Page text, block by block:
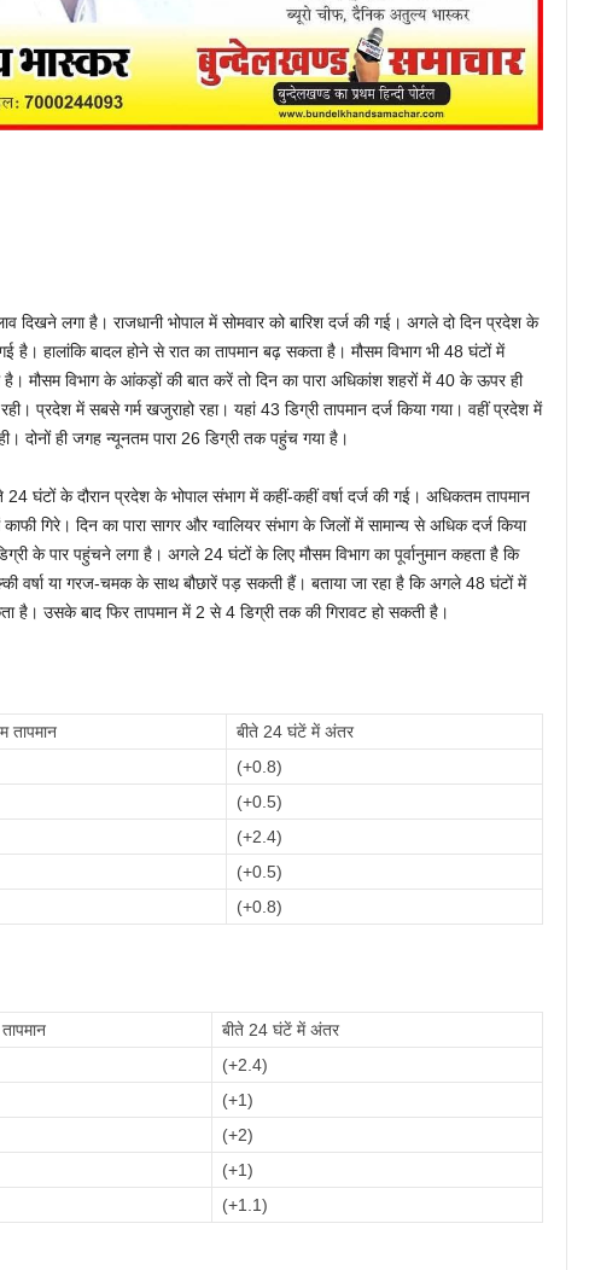
दिखने लगा है। राजधानी भोपाल में सोमवार को बारिश दर्ज की गई। अगले दो दिन प्रदेश के
है। हालांकि बादल होने से रात का तापमान बढ़ सकता है। मौसम विभाग भी 48 घंटों में
है। मौसम विभाग के आंकड़ों की बात करें तो दिन का पारा अधिकांश शहरों में 40 के ऊपर ही
प्रदेश में सबसे गर्म खजुराहो रहा। यहां 43 डिग्री तापमान दर्ज किया गया। वहीं प्रदेश में
दोनों ही जगह न्यूनतम पारा 26 डिग्री तक पहुंच गया है।
24 घंटों के दौरान प्रदेश के भोपाल संभाग में कहीं-कहीं वर्षा दर्ज की गई। अधिकतम तापमान
गिरे। दिन का पारा सागर और ग्वालियर संभाग के जिलों में सामान्य से अधिक दर्ज किया
के पार पहुंचने लगा है। अगले 24 घंटों के लिए मौसम विभाग का पूर्वानुमान कहता है कि
वर्षा या गरज-चमक के साथ बौछारें पड़ सकती हैं। बताया जा रहा है कि अगले 48 घंटों में
है। उसके बाद फिर तापमान में 2 से 4 डिग्री तक की गिरावट हो सकती है।
तापमान
बीते 24 घंटें में अंतर
(+0.8)
(+0.5)
(+2.4)
(+0.5)
(+0.8)
बीते 24 घंटें में अंतर
(+2.4)
(+1)
(+2)
(+1)
(+1.1)